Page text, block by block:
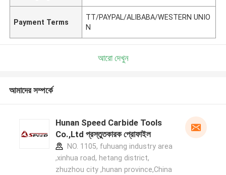
Payment Terms
TT/PAYPAL/ALIBABA/WESTERN UNIO
N
আরো দেখুন
আমাদের সম্পর্কে
Hunan Speed Carbide Tools
Co.,Ltd প্রস্তুতকারক প্রোফাইল
NO. 1105, fuhuang industry area
,xinhua road, hetang district,
zhuzhou city ,hunan province,China